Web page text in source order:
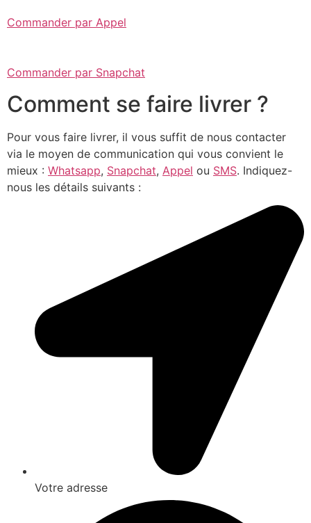
Commander par Appel
Commander par Snapchat
Comment se faire livrer ?
Pour vous faire livrer, il vous suffit de nous contacter
via le moyen de communication qui vous convient le
mieux : Whatsapp, Snapchat, Appel ou SMS. Indiquez-
nous les détails suivants :
Votre adresse